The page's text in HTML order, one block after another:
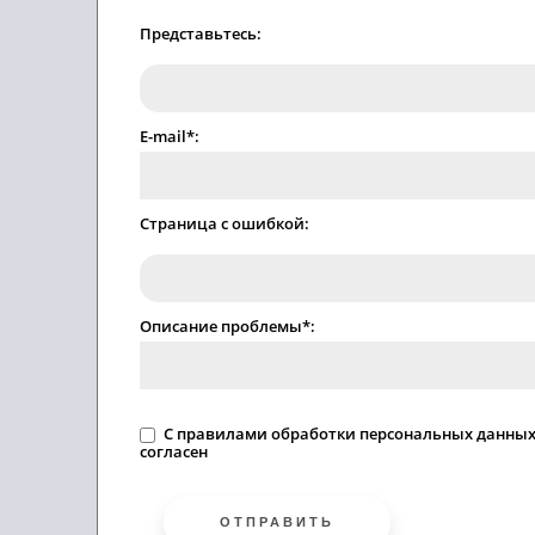
Представьтесь:
E-mail*:
Страница с ошибкой:
Описание проблемы*:
C правилами обработки персональных данных
согласен
ОТПРАВИТЬ